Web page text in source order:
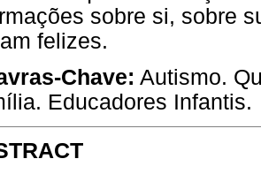
sobre si, sobre
felizes.
Chave: Autismo.
Educadores Infantis.